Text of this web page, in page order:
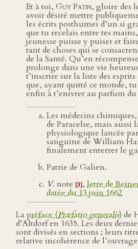
Et à toi, Guy Patin, gloire des
avoir désiré mettre
les écrits posthumes d’un si
que tu recelais entre tes
jeunesse puisse y puiser et
tant de choses qui se
de la Santé. Qu’en
prolonge dans une vie
t’inscrire sur la liste des esprits
que, ayant quitté ce monde,
enfin à t’enivrer au parfum
Les médecins
de Paracelse, mais
physiologique lancée
sanguine de William
finalement enterrer le
Patrie de Galien.
V. note [3], letre de
datée du 13 juin 1662
La préface (Præfatio generalis) de
d’Altdorf en 1635. Les deux
sont divisés en sections ; leurs
relative incohérence de